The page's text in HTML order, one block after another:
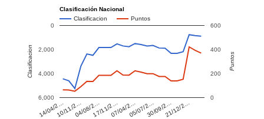
Clasificación Nacional
Clasificacion
Puntos
14/04/2…10/11/2…04/08/2…17/11/2…07/04/2…05/07/2…30/09/2…21/12/2…
0
2,000
4,000
6,000 0
200
400
600
Clasificacion Puntos